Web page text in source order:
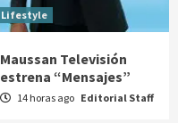
Lifestyle
Maussan Televisión
estrena “Mensajes”
14 horas ago Editorial Staff